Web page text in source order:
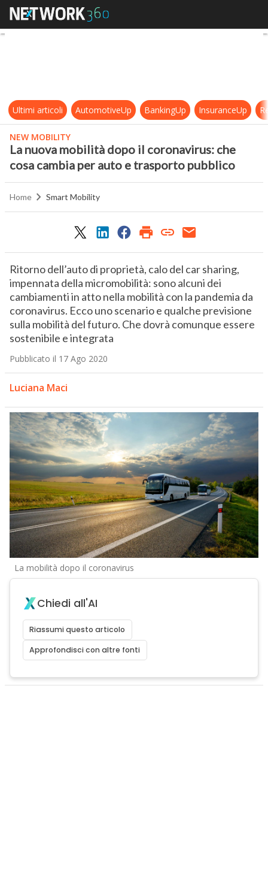
La nuova mobilità dopo il
Ultimi articoli AutomotiveUp BankingUp InsuranceUp
NEW MOBILITY
La nuova mobilità dopo il coronavirus: che
cosa cambia per auto e trasporto pubblico
Home Smart Mobility
Ritorno dell’auto di proprietà, calo del car sharing,
impennata della micromobilità: sono alcuni dei
cambiamenti in atto nella mobilità con la pandemia da
coronavirus. Ecco uno scenario e qualche previsione
sulla mobilità del futuro. Che dovrà comunque essere
sostenibile e integrata
Pubblicato il 17 Ago 2020
Luciana Maci
La mobilità dopo il coronavirus
Chiedi all'AI
Riassumi questo articolo
Approfondisci con altre fonti